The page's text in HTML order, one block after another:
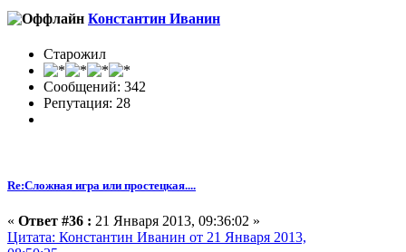
Константин Иванин
Старожил
Сообщений: 342
Репутация: 28
Re:Сложная игра или простецкая....
« Ответ #36 : 21 Января 2013, 09:36:02 »
Цитата: Константин Иванин от 21 Января 2013,